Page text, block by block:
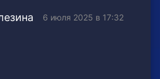
6 июля 2025 в 17:32